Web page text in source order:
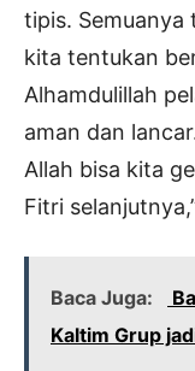
tipis. Semuanya
kita tentukan
Alhamdulillah
aman dan
Allah bisa kita
Fitri
Baca Juga:
Kaltim Grup